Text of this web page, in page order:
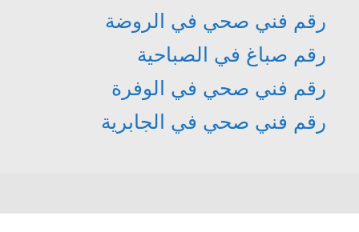
رقم فني صحي في الروضة
رقم صباغ في الصباحية
رقم فني صحي في الوفرة
رقم فني صحي في الجابرية